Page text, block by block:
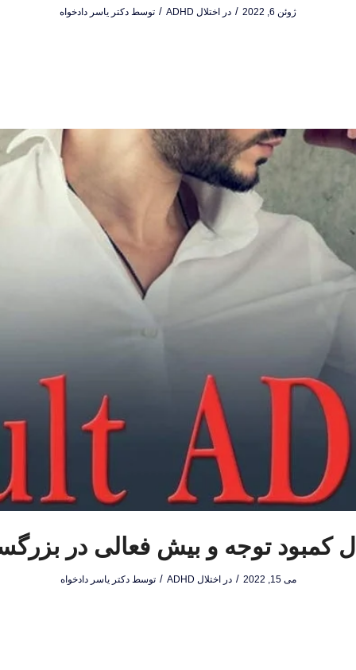
ژوئن 6, 2022 / در اختلال ADHD / توسط دکتر یاسر دادخواه
کمبود توجه و بیش فعالی در
می 15, 2022 / دراختلال ADHD / توسطدکتر یاسر دادخواه